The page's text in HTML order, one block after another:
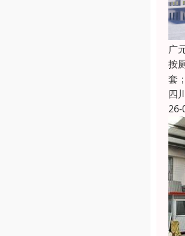
广
按
套
四
26-